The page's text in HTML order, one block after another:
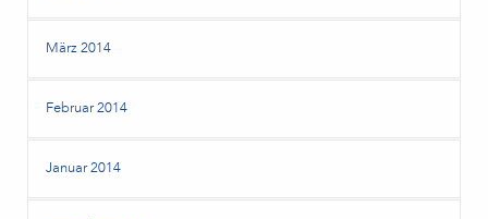
März 2014
Februar 2014
Januar 2014